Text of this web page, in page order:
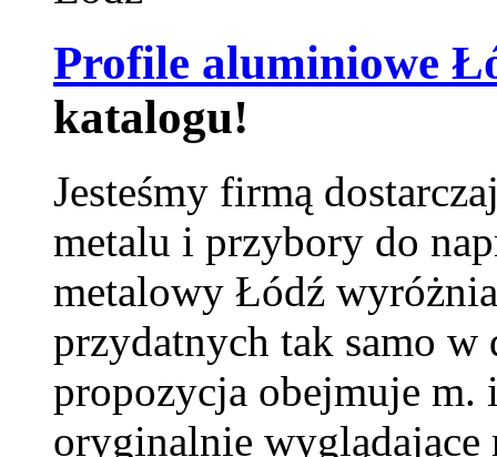
Profile aluminiowe
katalogu!
Jesteśmy firmą
metalu i przybory do
metalowy Łódź
przydatnych tak samo w
propozycja obejmuje m.
oryginalnie wyglądające